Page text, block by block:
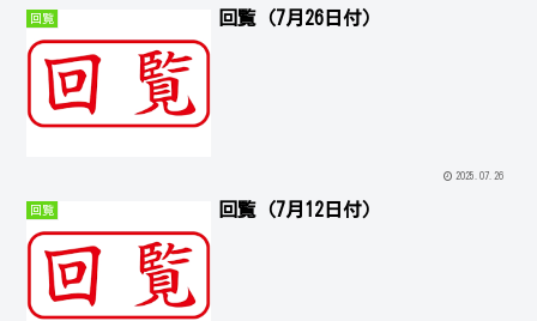
回覧 回覧（7月26日付）
2025.07.26
回覧 回覧（7月12日付）